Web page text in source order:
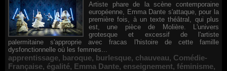
Artiste phare de la scène contemporaine
européenne, Emma Dante s'attaque, pour la
première fois, à un texte théâtral, qui plus
est, une pièce de Molière. L'univers
grotesque et excessif de l'artiste
palermitaine s'approprie avec fracas l'histoire de cette famille
dysfonctionnelle où les femmes...
apprentissage, baroque, burlesque, chauveau, Comédie-
Française, égalité, Emma Dante, enseignement, féminisme,